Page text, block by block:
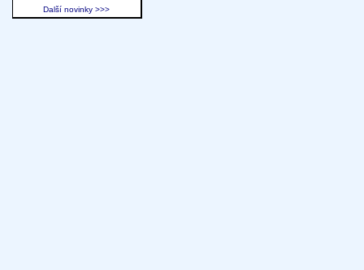
Další novinky >>>